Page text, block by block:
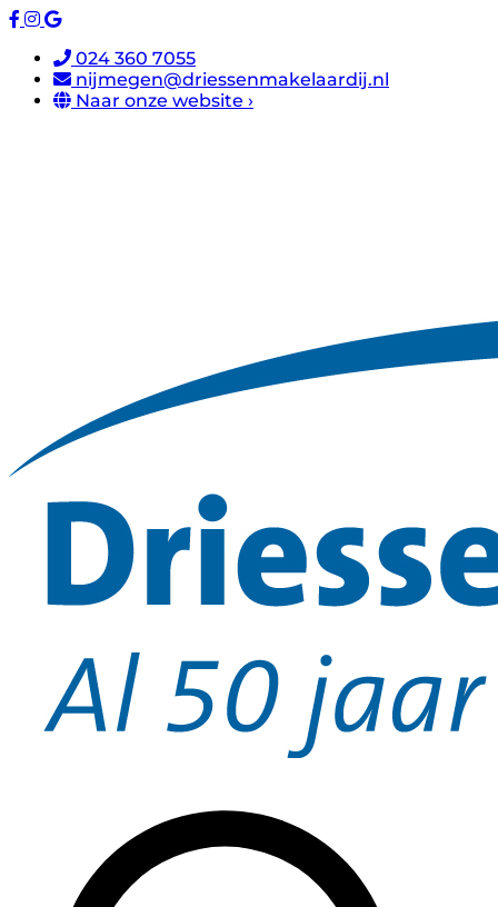
024 360 7055
nijmegen@driessenmakelaardij.nl
Naar onze website ›